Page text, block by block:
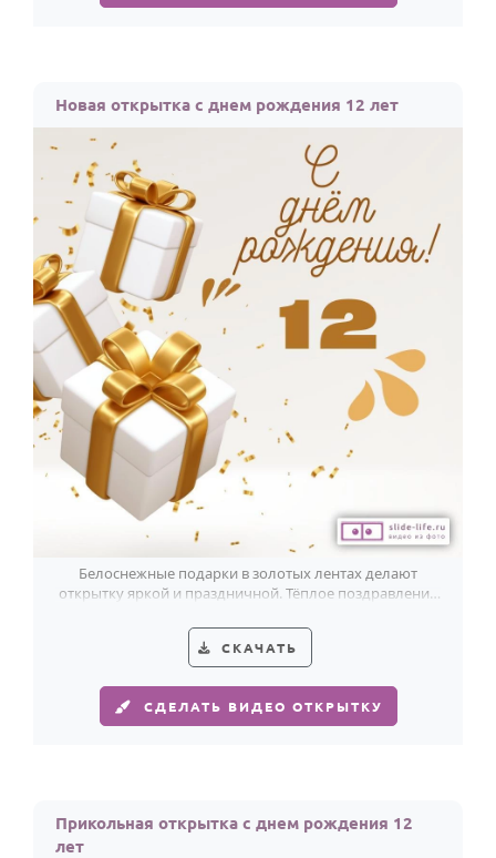
Новая открытка с днем рождения 12 лет
Белоснежные подарки в золотых лентах делают
открытку яркой и праздничной. Тёплое поздравление
СКАЧАТЬ
СДЕЛАТЬ ВИДЕО ОТКРЫТКУ
Прикольная открытка с днем рождения 12
лет